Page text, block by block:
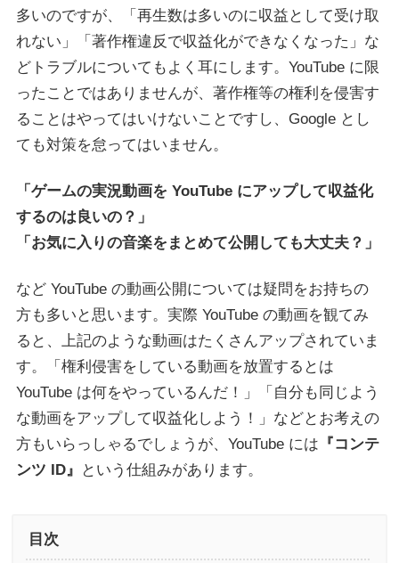
多いのですが、「再生数は多いのに収益として受け取
れない」「著作権違反で収益化ができなくなった」な
どトラブルについてもよく耳にします。YouTube に限
ったことではありませんが、著作権等の権利を侵害す
ることはやってはいけないことですし、Google とし
ても対策を怠ってはいません。
「ゲームの実況動画を YouTube にアップして収益化
するのは良いの？」
「お気に入りの音楽をまとめて公開しても大丈夫？」
など YouTube の動画公開については疑問をお持ちの
方も多いと思います。実際 YouTube の動画を観てみ
ると、上記のような動画はたくさんアップされていま
す。「権利侵害をしている動画を放置するとは
YouTube は何をやっているんだ！」「自分も同じよう
な動画をアップして収益化しよう！」などとお考えの
方もいらっしゃるでしょうが、YouTube には 『コンテ
ンツ ID』
という仕組みがあります。
目次